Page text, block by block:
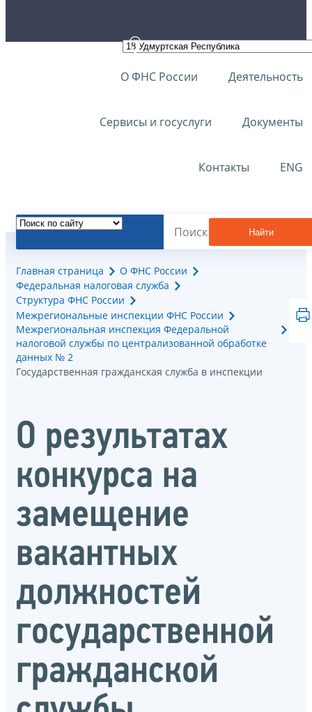
О ФНС России Деятельность
Сервисы и госуслуги Документы
Контакты ENG
Найти
Главная страница
О ФНС России
Федеральная налоговая служба
Структура ФНС России
Межрегиональные инспекции ФНС России
Межрегиональная инспекция Федеральной
налоговой службы по централизованной обработке
данных № 2
Государственная гражданская служба в инспекции
О результатах
конкурса на
замещение
вакантных
должностей
государственной
гражданской